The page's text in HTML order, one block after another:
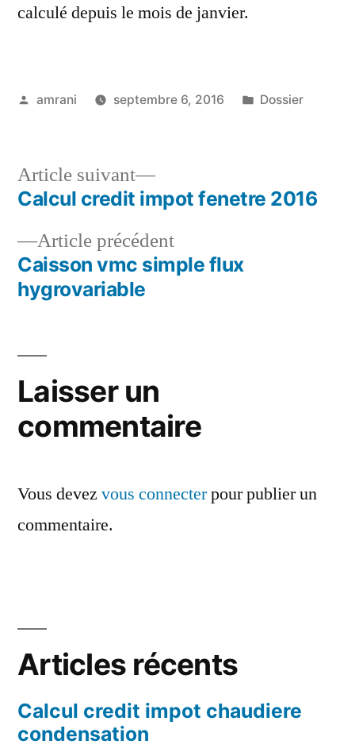
calculé depuis le mois de janvier.
Publié
amrani septembre 6, 2016
Publié
Dossier
Navigation
de
l’article
Article précédentArticle
précédent :
Caisson vmc simple flux
hygrovariable
Article suivant
Article
suivant :
Calcul credit impot fenetre 2016
Laisser un
commentaire
Vous devez vous connecterpour publier un
commentaire.
Articles récents
Calcul credit impot chaudiere
condensation